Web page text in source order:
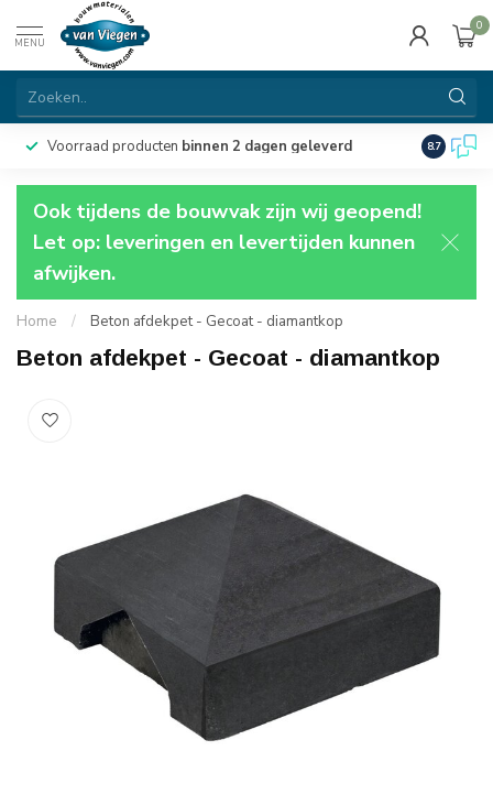
MENU
0
Voorraad producten binnen 2 dagen geleverd 8.7
Ook tijdens de bouwvak zijn wij geopend!
Let op: leveringen en levertijden kunnen
afwijken.
Home / Beton afdekpet - Gecoat - diamantkop
Beton afdekpet - Gecoat - diamantkop